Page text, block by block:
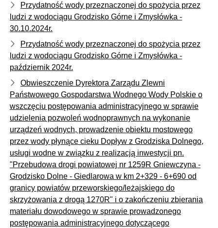
Przydatność wody przeznaczonej do spożycia przez
ludzi z wodociągu Grodzisko Górne i Zmysłówka -
30.10.2024r.
Przydatność wody przeznaczonej do spożycia przez
ludzi z wodociągu Grodzisko Górne i Zmysłówka -
październik 2024r.
Obwieszczenie Dyrektora Zarządu Zlewni
Państwowego Gospodarstwa Wodnego Wody Polskie o
wszczęciu postępowania administracyjnego w sprawie
udzielenia pozwoleń wodnoprawnych na wykonanie
urządzeń wodnych, prowadzenie obiektu mostowego
przez wody płynące cieku Dopływ z Grodziska Dolnego,
usługi wodne w związku z realizacją inwestycji pn.
"Przebudowa drogi powiatowej nr 1259R Gniewczyna -
Grodzisko Dolne - Giedlarowa w km 2+329 - 6+690 od
granicy powiatów przeworskiego/leżajskiego do
skrzyżowania z drogą 1270R" i o zakończeniu zbierania
materiału dowodowego w sprawie prowadzonego
postępowania administracyjnego dotyczącego